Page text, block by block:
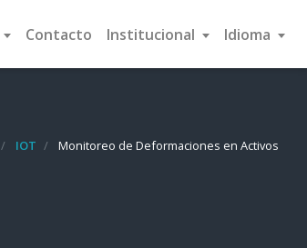
Contacto Institucional Idioma
IOT Monitoreo de Deformaciones en Activos